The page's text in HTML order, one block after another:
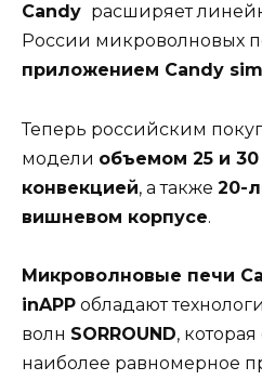
Candy расширяет
России микроволновых
приложением Candy
Теперь российским
модели объемом 25 и 30
конвекцией, а также 20-
вишневом корпусе.
Микроволновые печи
inAPP обладают
волн SORROUND,
наиболее равномерное